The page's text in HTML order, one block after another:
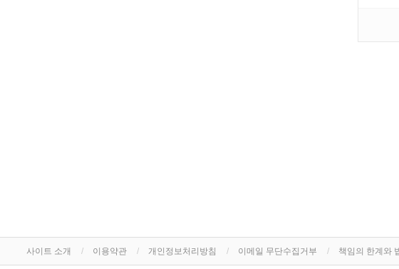
사이트 소개 이용약관 개인정보처리방침 이메일 무단수집거부 책임의 한계와